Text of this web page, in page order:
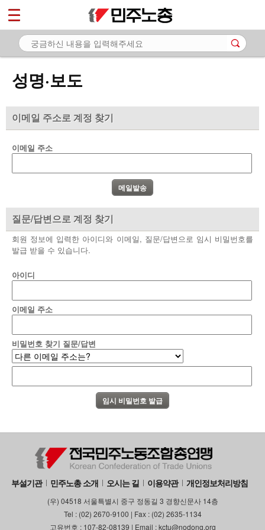
성명·보도
이메일 주소로 계정 찾기
이메일 주소
질문/답변으로 계정 찾기
회원 정보에 입력한 아이디와 이메일, 질문/답변으로 임시 비밀번호를
발급 받을 수 있습니다.
아이디
이메일 주소
비밀번호 찾기 질문/답변
부설기관 민주노총 소개 오시는 길 이용약관 개인정보처리방침
(우) 04518 서울특별시 중구 정동길 3 경향신문사 14층
Tel : (02) 2670-9100 | Fax : (02) 2635-1134
고유번호 : 107-82-08139 | Email : kctu@nodong.org
마이페이지
소개
- 공지사항
- 성명·보도
부설기관
업무